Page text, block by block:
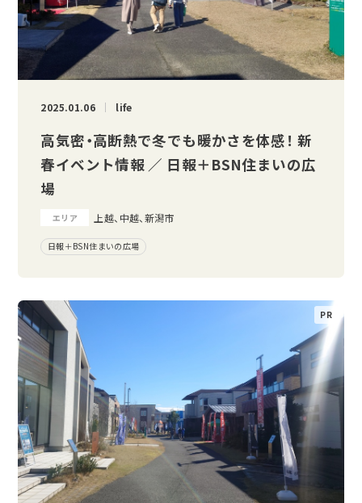
2025.01.06 life
高気密・高断熱で冬でも暖かさを体感！ 新
春イベント情報 ／ 日報＋BSN住まいの広
場
エリア 上越、中越、新潟市
日報＋BSN住まいの広場